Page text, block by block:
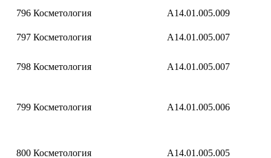
796 Косметология A14.01.005.009
797 Косметология A14.01.005.007
798 Косметология A14.01.005.007
799 Косметология A14.01.005.006
800 Косметология A14.01.005.005